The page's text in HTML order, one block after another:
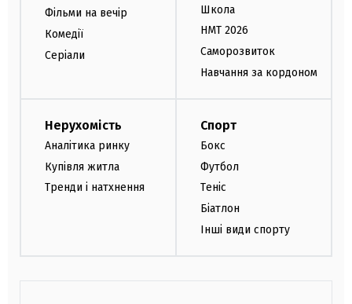
Фільми на вечір
Комедії
Серіали
Школа
НМТ 2026
Саморозвиток
Навчання за кордоном
Нерухомість
Аналітика ринку
Купівля житла
Тренди і натхнення
Спорт
Бокс
Футбол
Теніс
Біатлон
Інші види спорту